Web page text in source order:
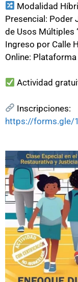
Modalidad
Presencial: Poder
de Usos Múltiples
Ingreso por Calle
Online:
Actividad
Inscripciones:
https://forms.gle/